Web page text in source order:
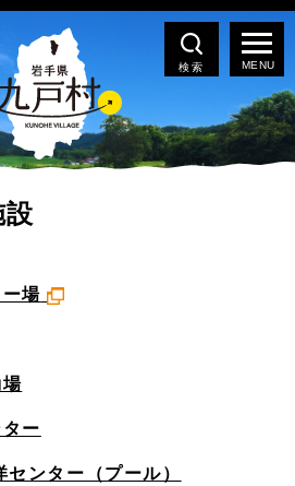
検索
場
ー
ンター（プール）